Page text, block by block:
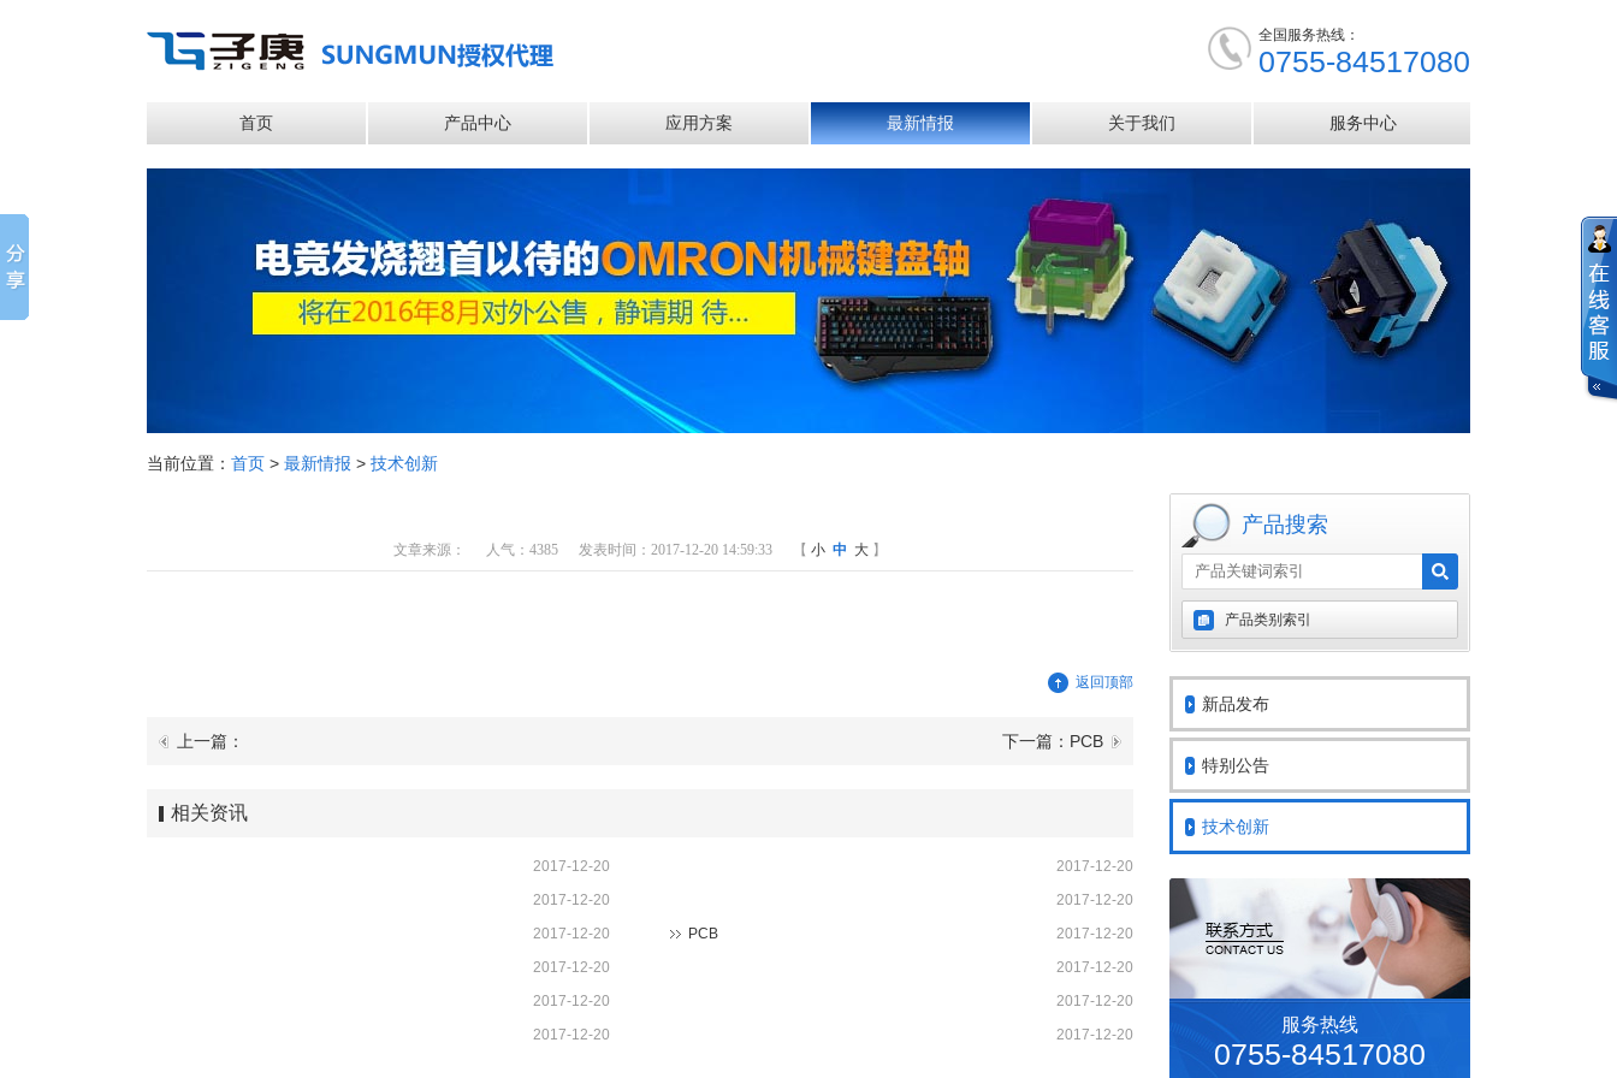
全国服务热线：
0755-84517080
首页 产品中心 应用方案 最新情报 关于我们 服务中心
当前位置： 首页 > 最新情报 > 技术创新
文章来源： 人气：4385 发表时间：2017-12-20 14:59:33 【 小 中 大 】
返回顶部
上一篇： 下一篇：PCB
相关资讯
2017-12-20
2017-12-20
2017-12-20
2017-12-20
2017-12-20
PCB
2017-12-20
2017-12-20
2017-12-20
2017-12-20
2017-12-20
2017-12-20
2017-12-20
产品搜索
产品类别索引
新品发布
特别公告
技术创新
服务热线
0755-84517080